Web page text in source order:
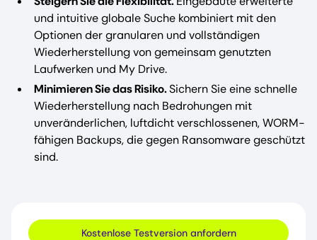
und intuitive globale Suche kombiniert mit den
Optionen der granularen und vollständigen
Wiederherstellung von gemeinsam genutzten
Laufwerken und My Drive.
Minimieren Sie das Risiko.Sichern Sie eine schnelle
Wiederherstellung nach Bedrohungen mit
unveränderlichen, luftdicht verschlossenen, WORM-
fähigen Backups, die gegen Ransomware geschützt
sind.
Kostenlose Testversion anfordern